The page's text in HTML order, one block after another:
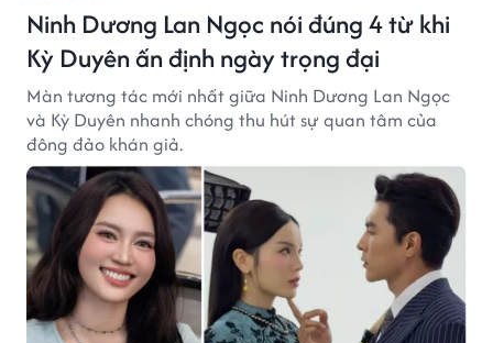
Ninh Dương Lan Ngọc nói đúng 4 từ khi
Kỳ Duyên ấn định ngày trọng đại
Màn tương tác mới nhất giữa Ninh Dương Lan Ngọc
và Kỳ Duyên nhanh chóng thu hút sự quan tâm của
đông đảo khán giả.